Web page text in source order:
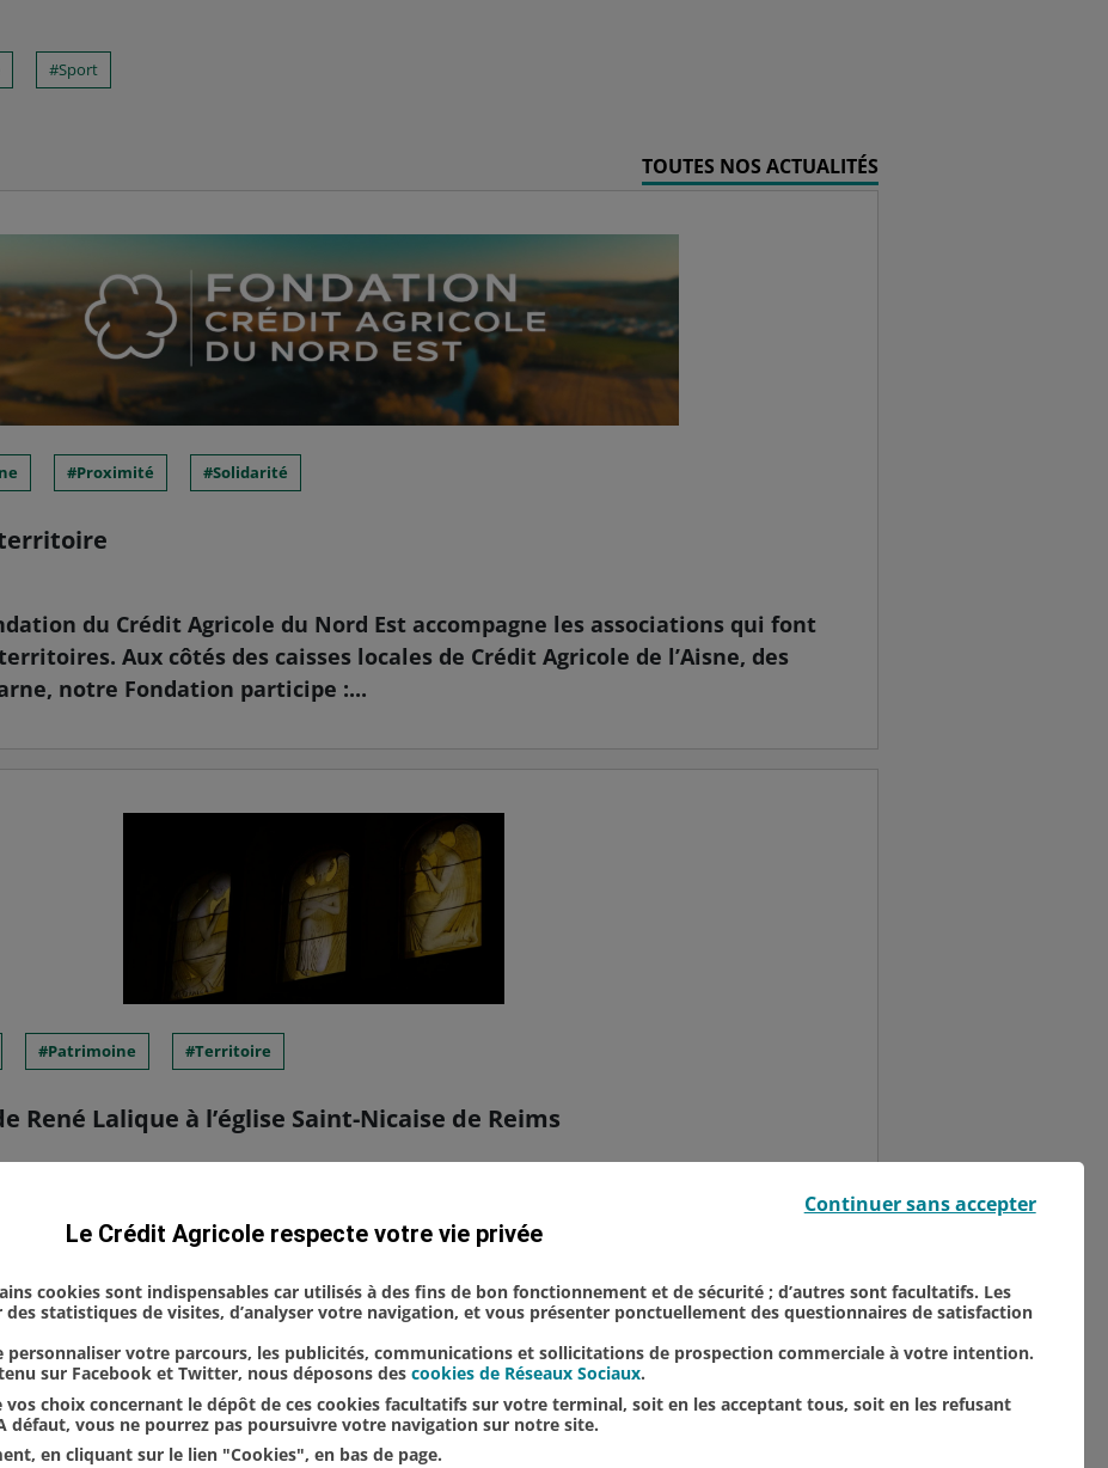
Sport
TOUTES NOS ACTUALITÉS
Proximité Solidarité
du Crédit Agricole du Nord Est accompagne les associations qui font
Aux côtés des caisses locales de Crédit Agricole de l’Aisne, des
notre Fondation participe :...
Patrimoine Territoire
René Lalique à l’église Saint-Nicaise de Reims
restauration des célèbres anges de René Lalique de l’Église Saint-Nicaise, le
Est était convié à la soirée événement organisée par l’association "Les
Le Crédit Agricole respecte votre vie privée
cookies sont indispensables car utilisés à des fins de bon fonctionnement et de sécurité ; d’autres sont facultatifs. Les
statistiques de visites, d’analyser votre navigation, et vous présenter ponctuellement des questionnaires de satisfaction
personnaliser votre parcours, les publicités, communications et sollicitations de prospection commerciale à votre intention.
sur Facebook et Twitter, nous déposons des cookies de Réseaux Sociaux.
choix concernant le dépôt de ces cookies facultatifs sur votre terminal, soit en les acceptant tous, soit en les refusant
vous ne pourrez pas poursuivre votre navigation sur notre site.
en cliquant sur le lien "Cookies", en bas de page.
Continuer sans accepter